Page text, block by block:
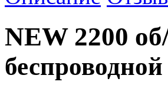
NEW 2200